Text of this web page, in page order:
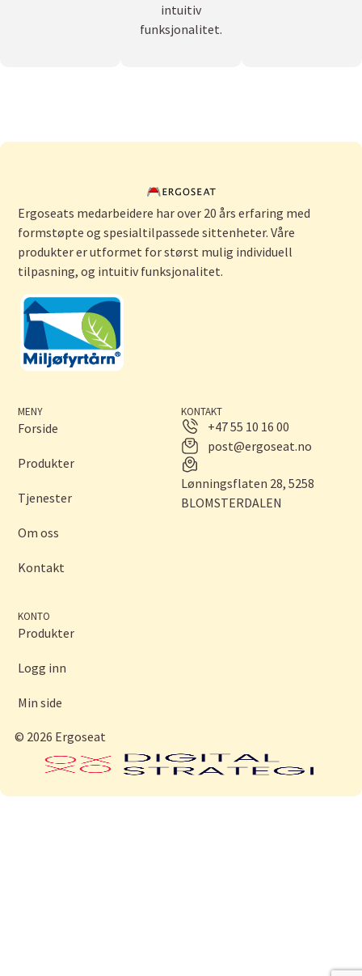
intuitiv
funksjonalitet.
Ergoseats medarbeidere har over 20 års erfaring med
formstøpte og spesialtilpassede sittenheter. Våre
produkter er utformet for størst mulig individuell
tilpasning, og intuitiv funksjonalitet.
MENY
Forside
Produkter
Tjenester
Om oss
Kontakt
KONTAKT
+47 55 10 16 00
post@ergoseat.no
Lønningsflaten 28, 5258
BLOMSTERDALEN
KONTO
Produkter
Logg inn
Min side
© 2026 Ergoseat